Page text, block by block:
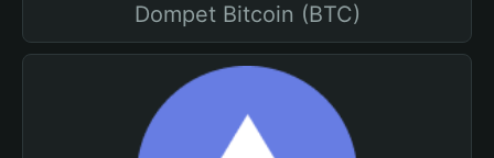
Dompet Bitcoin (BTC)